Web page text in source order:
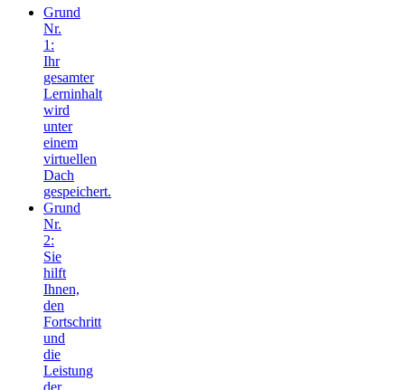
Grund
Nr.
1:
Ihr
gesamter
Lerninhalt
wird
unter
einem
virtuellen
Dach
gespeichert.
Grund
Nr.
2:
Sie
hilft
Ihnen,
den
Fortschritt
und
die
Leistung
der